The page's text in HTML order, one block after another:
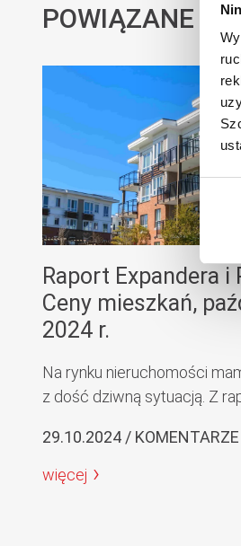
POWIĄZANE
Raport Expandera i
Ceny mieszkań,
2024 r.
Na rynku nieruchomości
z dość dziwną sytuacją. Z
29.10.2024 /
więcej